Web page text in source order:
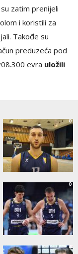
zatim prenijeli
i koristili za
Takođe su
preduzeća pod
evra uložili
0
0
0